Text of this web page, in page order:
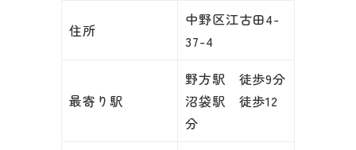
住所
中野区江古田4-
37-4
最寄り駅
野方駅 徒歩9分
沼袋駅 徒歩12
分